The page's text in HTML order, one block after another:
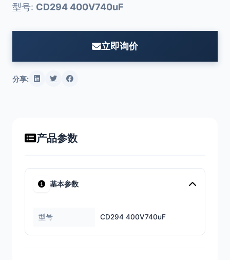
型号: CD294 400V740uF
立即询价
分享:
产品参数
基本参数
型号 CD294 400V740uF